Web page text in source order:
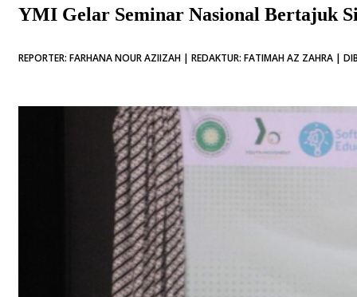
YMI Gelar Seminar Nasional Bertajuk
REPORTER: FARHANA NOUR AZIIZAH | REDAKTUR: FATIMAH AZ ZAHRA |